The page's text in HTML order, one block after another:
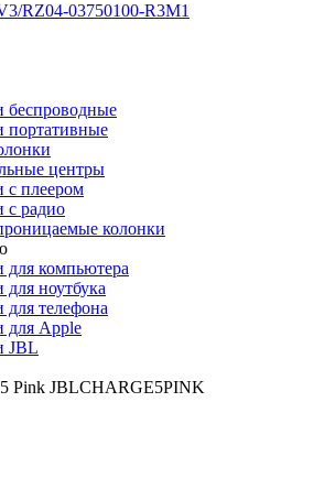
RZ04-03750100-R3M1
беспроводные
портативные
центры
с плеером
с радио
колонки
для компьютера
ноутбука
для телефона
для Apple
JBL